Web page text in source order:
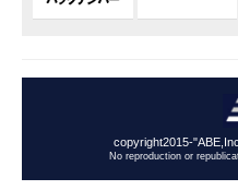
copyright2015-
No reproduction or